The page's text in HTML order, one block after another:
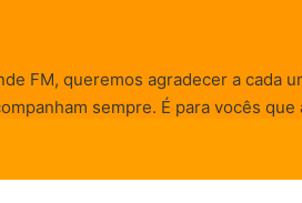
FM, queremos agradecer a cada
sempre. É para vocês que
são realizadas.